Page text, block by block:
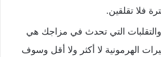
فلا تقلقين.
والتقلبات التي تحدث في مزاجك هي
الهرمونية لا أكثر ولا أقل وسوف